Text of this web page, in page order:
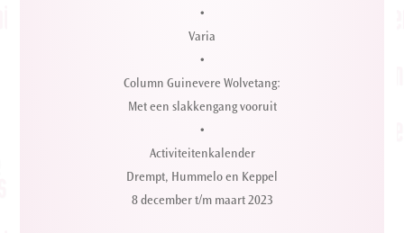
•
Varia
•
Column Guinevere Wolvetang:
Met een slakkengang vooruit
•
Activiteitenkalender
Drempt, Hummelo en Keppel
8 december t/m maart 2023